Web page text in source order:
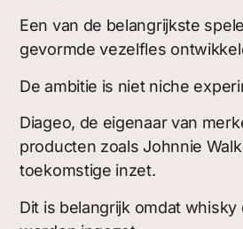
Een van de belangrijkste
gevormde vezelfles
De ambitie is niet niche
Diageo, de eigenaar van
producten zoals Johnnie
toekomstige inzet.
Dit is belangrijk omdat